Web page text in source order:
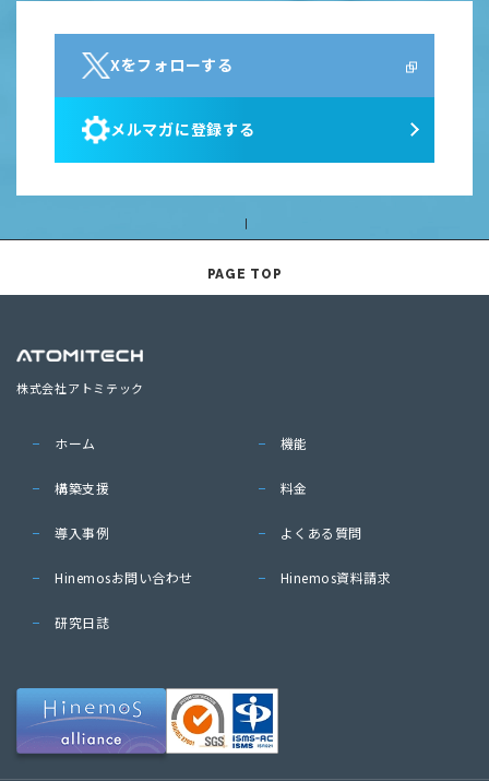
Xをフォローする
メルマガに登録する
PAGE TOP
株式会社アトミテック
ホーム 機能
構築支援 料金
導入事例 よくある質問
Hinemosお問い合わせ Hinemos資料請求
研究日誌